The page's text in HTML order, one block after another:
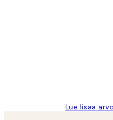
Lue lisää